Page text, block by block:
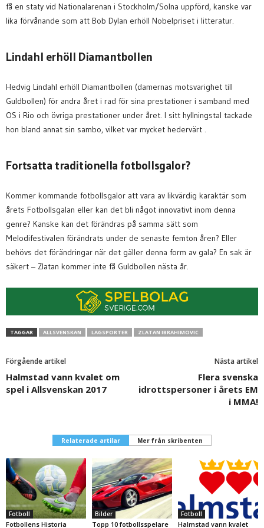
få en staty vid Nationalarenan i Stockholm/Solna uppförd, kanske var
lika förvånande som att Bob Dylan erhöll Nobelpriset i litteratur.
Lindahl erhöll Diamantbollen
Hedvig Lindahl erhöll Diamantbollen (damernas motsvarighet till
Guldbollen) för andra året i rad för sina prestationer i samband med
OS i Rio och övriga prestationer under året. I sitt hyllningstal tackade
hon bland annat sin sambo, vilket var mycket hedervärt .
Fortsatta traditionella fotbollsgalor?
Kommer kommande fotbollsgalor att vara av likvärdig karaktär som
årets Fotbollsgalan eller kan det bli något innovativt inom denna
genre? Kanske kan det förändras på samma sätt som
Melodifestivalen förändrats under de senaste femton åren? Eller
behövs det förändringar när det gäller denna form av gala? En sak är
säkert – Zlatan kommer inte få Guldbollen nästa år.
TAGGAR ALLSVENSKAN LAGSPORTER ZLATAN IBRAHIMOVIC
Förgående artikel
Halmstad vann kvalet om
spel i Allsvenskan 2017
Nästa artikel
Flera svenska
idrottspersoner i årets EM
i MMA!
Relaterade artilar Mer från skribenten
Fotboll
Fotbollens Historia
Bilder
Topp 10 fotbollsspelare
Fotboll
Halmstad vann kvalet